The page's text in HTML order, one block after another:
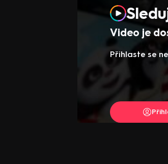
Video je
Přihlaste se